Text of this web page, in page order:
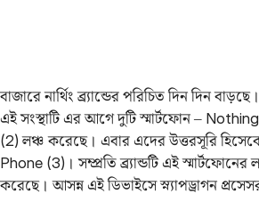
বাজারে নার্থিং ব্র্যান্ডের পরিচিত দিন দিন
এই সংস্থাটি এর আগে দুটি স্মার্টফোন –
(2) লঞ্চ করেছে। এবার এদের উত্তরসূরি
Phone (3)। সম্প্রতি ব্র্যান্ডটি এই স্মার্টফোনের
করেছে। আসন্ন এই ডিভাইসে স্ন্যাপড্রাগন